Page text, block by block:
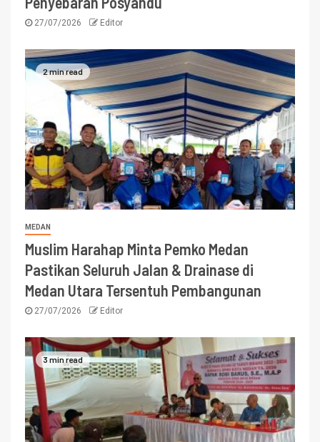
27/07/2026 Editor
2 min read
MEDAN
Muslim Harahap Minta Pemko Medan
Pastikan Seluruh Jalan & Drainase di
Medan Utara Tersentuh Pembangunan
27/07/2026 Editor
3 min read